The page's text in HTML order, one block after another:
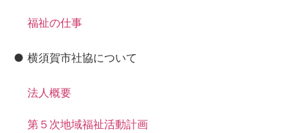
福祉の仕事
● 横須賀市社協について
法人概要
第５次地域福祉活動計画